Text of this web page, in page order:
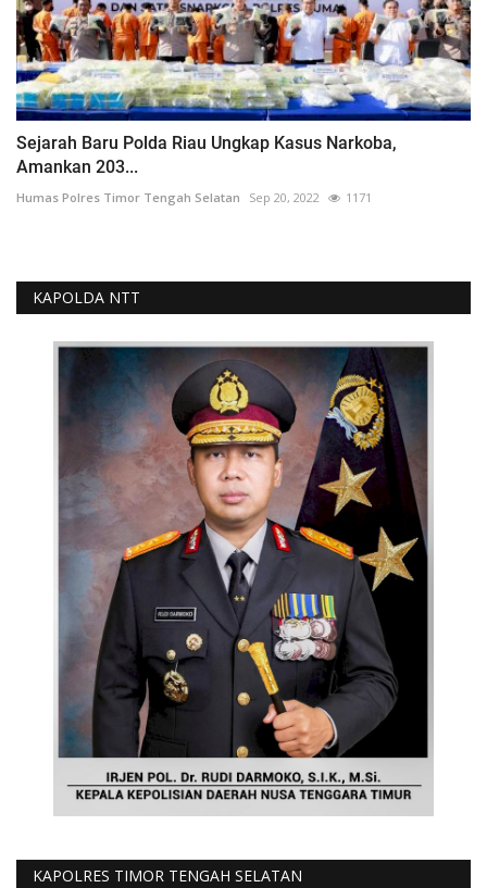
Sejarah Baru Polda Riau Ungkap Kasus Narkoba,
Amankan 203...
Humas Polres Timor Tengah Selatan Sep 20, 2022 1171
KAPOLDA NTT
KAPOLRES TIMOR TENGAH SELATAN